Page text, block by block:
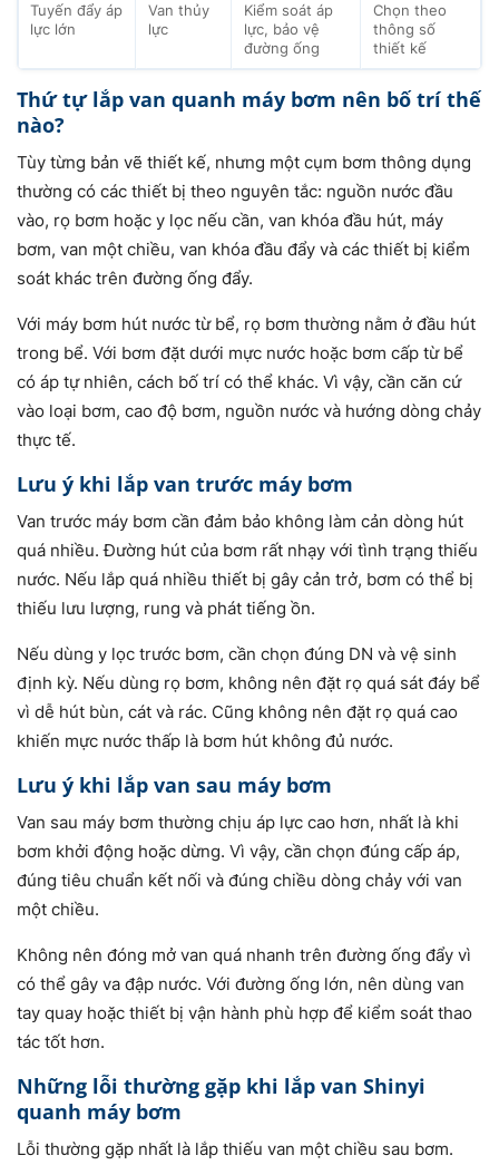
Tuyến đẩy áp
lực lớn
Van thủy
lực
Kiểm soát áp
lực, bảo vệ
đường ống
Chọn theo
thông số
thiết kế
Thứ tự lắp van quanh máy bơm nên bố trí thế
nào?
Tùy từng bản vẽ thiết kế, nhưng một cụm bơm thông dụng
thường có các thiết bị theo nguyên tắc: nguồn nước đầu
vào, rọ bơm hoặc y lọc nếu cần, van khóa đầu hút, máy
bơm, van một chiều, van khóa đầu đẩy và các thiết bị kiểm
soát khác trên đường ống đẩy.
Với máy bơm hút nước từ bể, rọ bơm thường nằm ở đầu hút
trong bể. Với bơm đặt dưới mực nước hoặc bơm cấp từ bể
có áp tự nhiên, cách bố trí có thể khác. Vì vậy, cần căn cứ
vào loại bơm, cao độ bơm, nguồn nước và hướng dòng chảy
thực tế.
Lưu ý khi lắp van trước máy bơm
Van trước máy bơm cần đảm bảo không làm cản dòng hút
quá nhiều. Đường hút của bơm rất nhạy với tình trạng thiếu
nước. Nếu lắp quá nhiều thiết bị gây cản trở, bơm có thể bị
thiếu lưu lượng, rung và phát tiếng ồn.
Nếu dùng y lọc trước bơm, cần chọn đúng DN và vệ sinh
định kỳ. Nếu dùng rọ bơm, không nên đặt rọ quá sát đáy bể
vì dễ hút bùn, cát và rác. Cũng không nên đặt rọ quá cao
khiến mực nước thấp là bơm hút không đủ nước.
Lưu ý khi lắp van sau máy bơm
Van sau máy bơm thường chịu áp lực cao hơn, nhất là khi
bơm khởi động hoặc dừng. Vì vậy, cần chọn đúng cấp áp,
đúng tiêu chuẩn kết nối và đúng chiều dòng chảy với van
một chiều.
Không nên đóng mở van quá nhanh trên đường ống đẩy vì
có thể gây va đập nước. Với đường ống lớn, nên dùng van
tay quay hoặc thiết bị vận hành phù hợp để kiểm soát thao
tác tốt hơn.
Những lỗi thường gặp khi lắp van Shinyi
quanh máy bơm
Lỗi thường gặp nhất là lắp thiếu van một chiều sau bơm.